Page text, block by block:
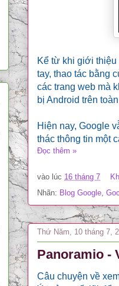
Kể từ khi giới thiệu
tay, thao tác bằng
các trang web mà
bị Android trên
Hiện nay, Google
thác thông tin một
Đọc thêm »
vào lúc 16 tháng 7
Nhãn: Blog Google
Thứ Năm, 10 tháng 7,
Panoramio -
Câu chuyện về